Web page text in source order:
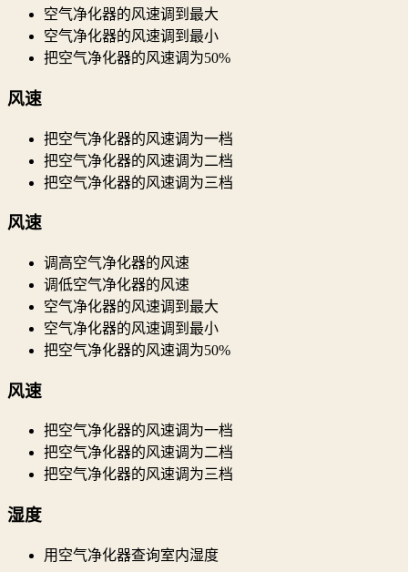
空气净化器的风速调到最大
空气净化器的风速调到最小
把空气净化器的风速调为50%
风速
把空气净化器的风速调为一档
把空气净化器的风速调为二档
把空气净化器的风速调为三档
风速
调高空气净化器的风速
调低空气净化器的风速
空气净化器的风速调到最大
空气净化器的风速调到最小
把空气净化器的风速调为50%
风速
把空气净化器的风速调为一档
把空气净化器的风速调为二档
把空气净化器的风速调为三档
湿度
用空气净化器查询室内湿度